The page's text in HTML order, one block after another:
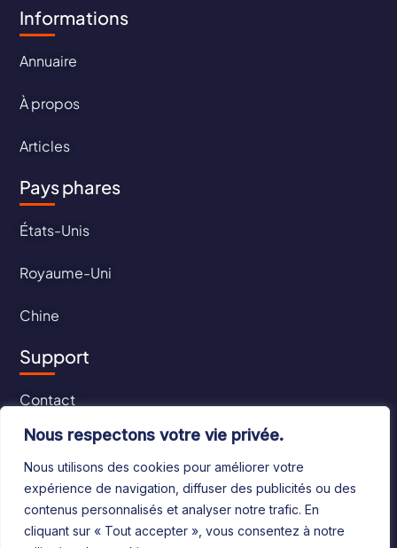
Nous respectons votre vie privée.
Nous utilisons des cookies pour améliorer votre
expérience de navigation, diffuser des publicités ou des
contenus personnalisés et analyser notre trafic. En
cliquant sur « Tout accepter », vous consentez à notre
Informations
Annuaire
À propos
Articles
Pays phares
États-Unis
Royaume-Uni
Chine
Support
Contact
CGU
CGV